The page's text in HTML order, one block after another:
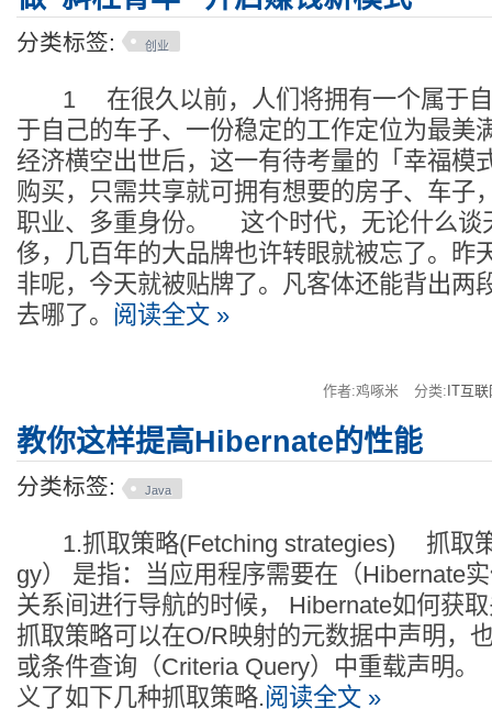
分类标签: 创业
1 在很久以前，人们将拥有一个属于自
于自己的车子、一份稳定的工作定位为最
经济横空出世后，这一有待考量的「幸福模
购买，只需共享就可拥有想要的房子、车子
职业、多重身份。 这个时代，无论什么谈
侈，几百年的大品牌也许转眼就被忘了。昨
非呢，今天就被贴牌了。凡客体还能背出两
去哪了。 阅读全文 »
作者:鸡啄米 分类: IT互
教你这样提高Hibernate的性能
分类标签: Java
1.抓取策略(Fetching strategies) 抓取策
gy） 是指：当应用程序需要在（Hibernate
关系间进行导航的时候， Hibernate如何获
抓取策略可以在O/R映射的元数据中声明，
或条件查询（Criteria Query）中重载声
义了如下几种抓取策略.阅读全文 »